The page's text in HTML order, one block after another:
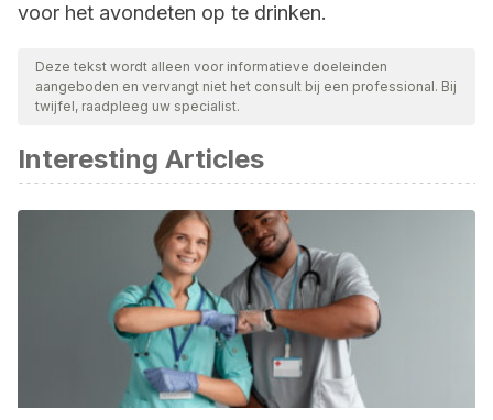
voor het avondeten op te drinken.
Deze tekst wordt alleen voor informatieve doeleinden
aangeboden en vervangt niet het consult bij een professional. Bij
twijfel, raadpleeg uw specialist.
Interesting Articles